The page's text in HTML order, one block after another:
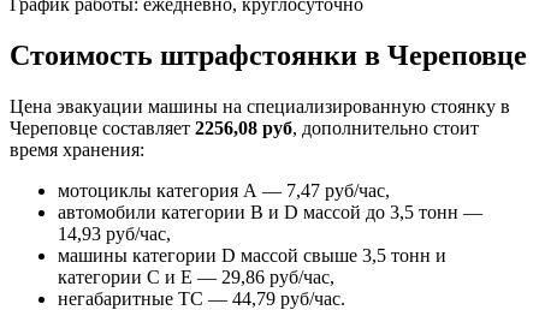
График работы: ежедневно, круглосуточно
Стоимость штрафстоянки в Череповце
Цена эвакуации машины на специализированную стоянку в
Череповце составляет 2256,08 руб, дополнительно стоит
время хранения:
мотоциклы категория А — 7,47 руб/час,
автомобили категории B и D массой до 3,5 тонн —
14,93 руб/час,
машины категории D массой свыше 3,5 тонн и
категории C и E — 29,86 руб/час,
негабаритные ТС — 44,79 руб/час.